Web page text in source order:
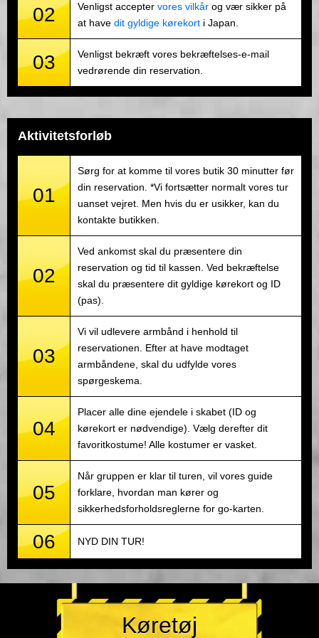
02 Venligst accepter vores vilkår og vær sikker på
at have dit gyldige kørekort i Japan.
03
Venligst bekræft vores bekræftelses-e-mail
vedrørende din reservation.
Aktivitetsforløb
01
Sørg for at komme til vores butik 30 minutter før
din reservation. *Vi fortsætter normalt vores tur
uanset vejret. Men hvis du er usikker, kan du
kontakte butikken.
02
Ved ankomst skal du præsentere din
reservation og tid til kassen. Ved bekræftelse
skal du præsentere dit gyldige kørekort og ID
(pas).
03
Vi vil udlevere armbånd i henhold til
reservationen. Efter at have modtaget
armbåndene, skal du udfylde vores
spørgeskema.
04
Placer alle dine ejendele i skabet (ID og
kørekort er nødvendige). Vælg derefter dit
favoritkostume! Alle kostumer er vasket.
05
Når gruppen er klar til turen, vil vores guide
forklare, hvordan man kører og
sikkerhedsforholdsreglerne for go-karten.
06 NYD DIN TUR!
Køretøj